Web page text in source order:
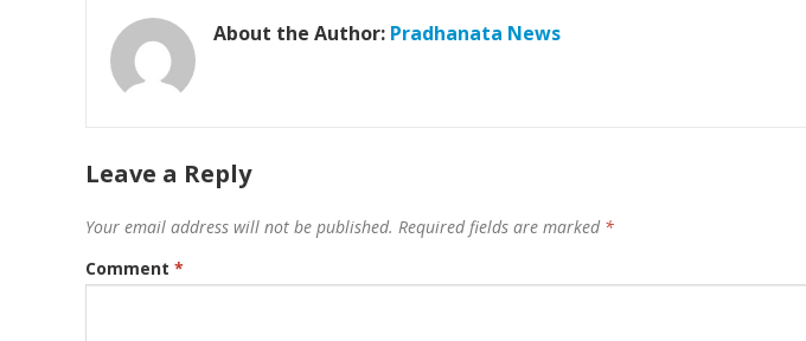
About the Author: Pradhanata News
Leave a Reply
Your email address will not be published. Required fields are marked *
Comment *